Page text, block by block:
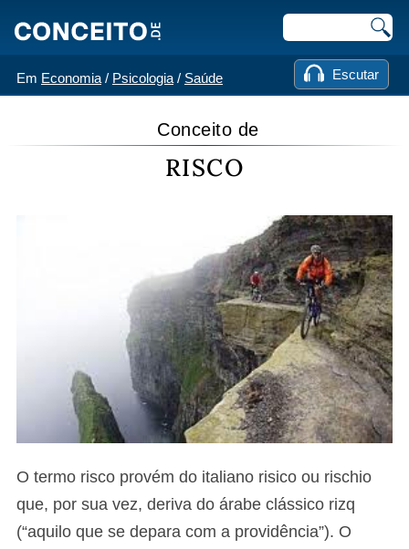
Em Economia / Psicologia / Saúde Escutar
Conceito de
RISCO
O termo risco provém do italiano risico ou rischio
que, por sua vez, deriva do árabe clássico rizq
(“aquilo que se depara com a providência”). O